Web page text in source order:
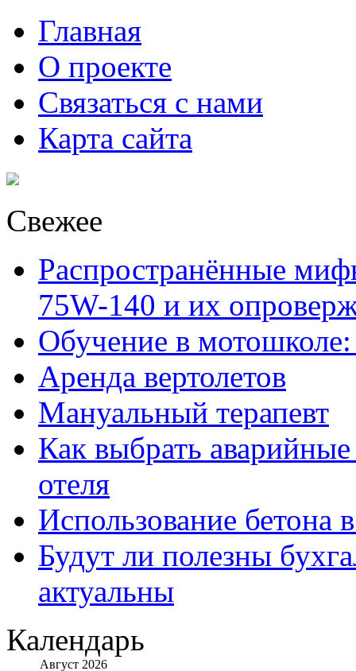
Главная
О проекте
Связаться с нами
Карта сайта
Свежее
Распространённые
75W-140 и их
Обучение в
Аренда вертолетов
Мануальный терапевт
Как выбрать
отеля
Использование бетона
Будут ли полезны
актуальны
Календарь
Август 2026